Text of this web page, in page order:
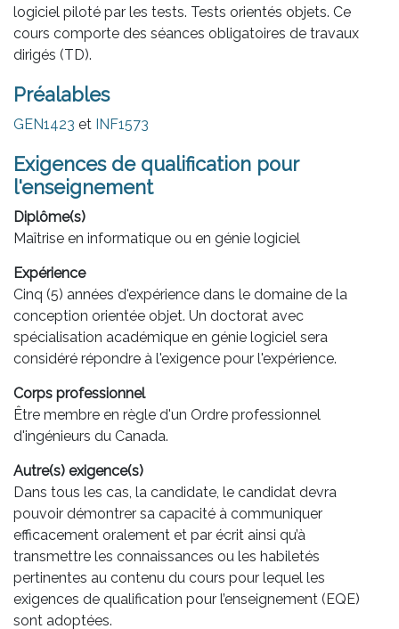
logiciel piloté par les tests. Tests orientés objets. Ce
cours comporte des séances obligatoires de travaux
dirigés (TD).
Préalables
GEN1423 et INF1573
Exigences de qualification pour
l'enseignement
Diplôme(s)
Maîtrise en informatique ou en génie logiciel
Expérience
Cinq (5) années d'expérience dans le domaine de la
conception orientée objet. Un doctorat avec
spécialisation académique en génie logiciel sera
considéré répondre à l'exigence pour l'expérience.
Corps professionnel
Être membre en règle d'un Ordre professionnel
d'ingénieurs du Canada.
Autre(s) exigence(s)
Dans tous les cas, la candidate, le candidat devra
pouvoir démontrer sa capacité à communiquer
efficacement oralement et par écrit ainsi qu’à
transmettre les connaissances ou les habiletés
pertinentes au contenu du cours pour lequel les
exigences de qualification pour l’enseignement (EQE)
sont adoptées.